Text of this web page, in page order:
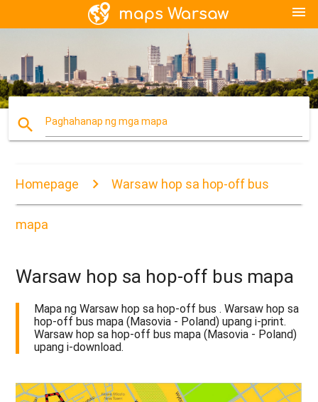
menu
search Paghahanap ng mga mapa
Homepage Warsaw hop sa hop-off bus
mapa
Warsaw hop sa hop-off bus mapa
Mapa ng Warsaw hop sa hop-off bus . Warsaw hop sa
hop-off bus mapa (Masovia - Poland) upang i-print.
Warsaw hop sa hop-off bus mapa (Masovia - Poland)
upang i-download.